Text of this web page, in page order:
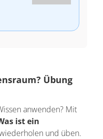
Übung
anwenden? Mit
ist ein
und üben.